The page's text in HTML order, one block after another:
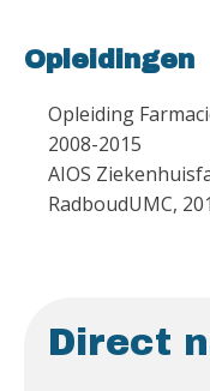
Opleidingen
Opleiding
2008-2015
AIOS
RadboudUMC,
Direct